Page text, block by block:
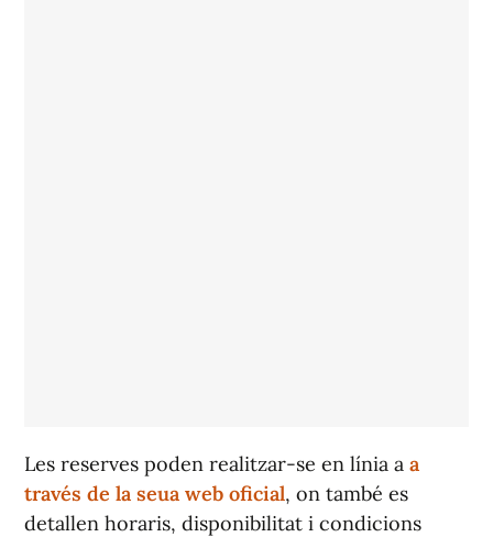
Les reserves poden realitzar-se en línia a a
través de la seua web oficial, on també es
detallen horaris, disponibilitat i condicions